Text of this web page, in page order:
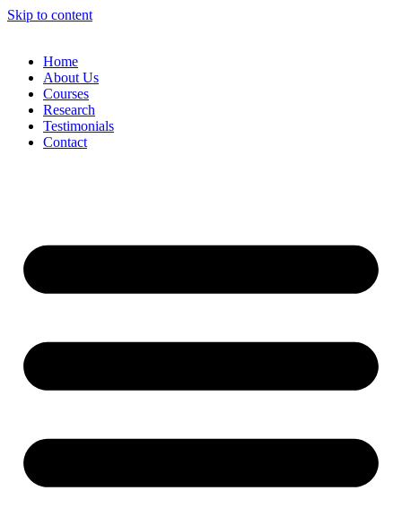
Skip to content
Home
About Us
Courses
Research
Testimonials
Contact